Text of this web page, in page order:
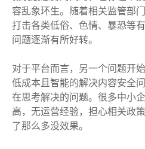
容乱象环生。随着相关监管部
打击各类低俗、色情、暴恐等
问题逐渐有所好转。
对于平台而言，另一个问题开
低成本且智能的解决内容安全
在思考解决的问题。很多中小
高，无运营经验，担心相关政
了那么多没效果。